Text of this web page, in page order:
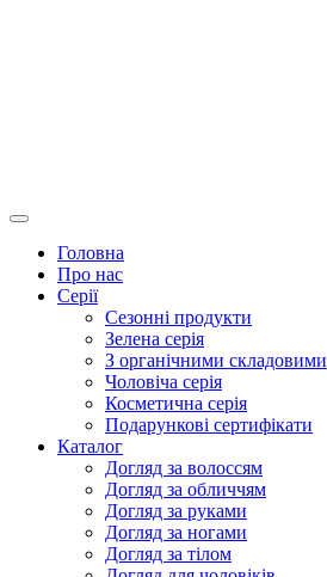
Головна
Про нас
Серії
Сезонні продукти
Зелена серія
З органічними складовими
Чоловіча серія
Косметична серія
Подарункові сертифікати
Каталог
Догляд за волоссям
Догляд за обличчям
Догляд за руками
Догляд за ногами
Догляд за тілом